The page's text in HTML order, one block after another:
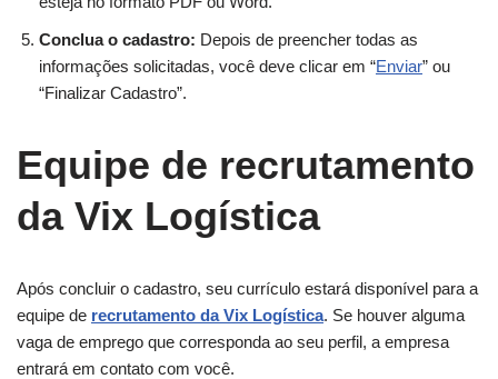
Conclua o cadastro: Depois de preencher todas as
informações solicitadas, você deve clicar em “Enviar” ou
“Finalizar Cadastro”.
Equipe de recrutamento
da Vix Logística
Após concluir o cadastro, seu currículo estará disponível para a
equipe de recrutamento da Vix Logística. Se houver alguma
vaga de emprego que corresponda ao seu perfil, a empresa
entrará em contato com você.